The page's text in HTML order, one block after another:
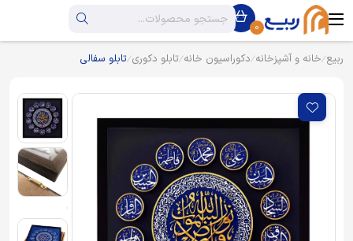
0
ربیع خانه و آشپزخانه دکوراسیون خانه تابلو دکوری تابلو سفالی